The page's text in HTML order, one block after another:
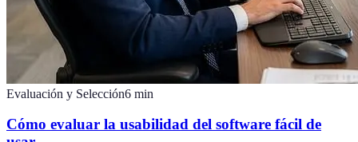
Evaluación y Selección6 min
Cómo evaluar la usabilidad del software fácil de